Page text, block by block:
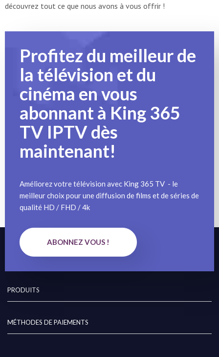
découvrez tout ce que nous avons à vous offrir !
Profitez du meilleur de
la télévision et du
cinéma en vous
abonnant à King 365
TV IPTV dès
maintenant!
Améliorez votre télévision avec King 365 TV - le
meilleur choix pour une diffusion de films et de séries de
qualité HD / FHD / 4k
ABONNEZ VOUS !
ABOUT US
PRODUITS
MÉTHODES DE PAIEMENTS